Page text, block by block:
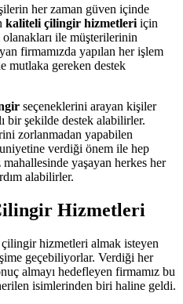
her zaman güven içinde
kaliteli çilingir hizmetleri için
ile müşterilerinin
firmamızda yapılan her işlem
mutlaka gereken destek
seçeneklerini arayan kişiler
bir şekilde destek alabilirler.
zorlanmadan yapabilen
verdiği önem ile hep
yaşayan herkes her
alabilirler.
Hizmetleri
hizmetleri almak isteyen
geçebiliyorlar. Verdiği her
almayı hedefleyen firmamız bu
isimlerinden biri haline geldi.